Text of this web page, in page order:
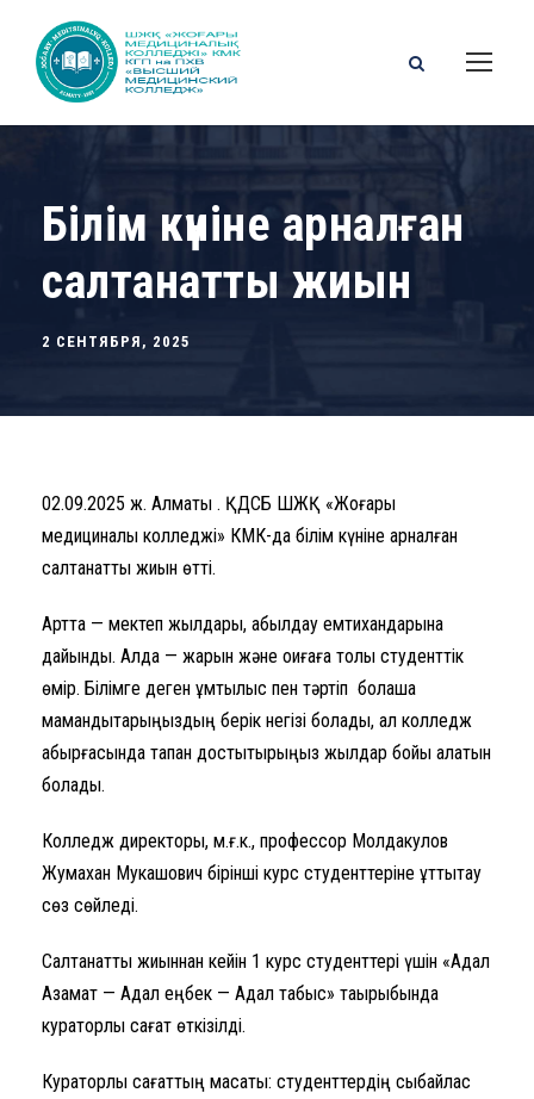
Білім күніне арналған
салтанатты жиын
2 СЕНТЯБРЯ, 2025
02.09.2025 ж. Алматы қ. ҚДСБ ШЖҚ «Жоғары
медициналық колледжі» КМК-да білім күніне арналған
салтанатты жиын өтті.
Артта — мектеп жылдары, қабылдау емтихандарына
дайындық. Алда — жарқын және оқиғаға толы студенттік
өмір. Білімге деген ұмтылыс пен тәртіп болашақ
мамандықтарыңыздың берік негізі болады, ал колледж
қабырғасында тапқан достықтырыңыз жылдар бойы қалатын
болады.
Колледж директоры, м.ғ.к., профессор Молдакулов
Жумахан Мукашович бірінші курс студенттеріне құттықтау
сөз сөйледі.
Салтанатты жиыннан кейін 1 курс студенттері үшін «Адал
Азамат — Адал еңбек — Адал табыс» тақырыбында
кураторлық сағат өткізілді.
Кураторлық сағаттың мақсаты: студенттердің сыбайлас